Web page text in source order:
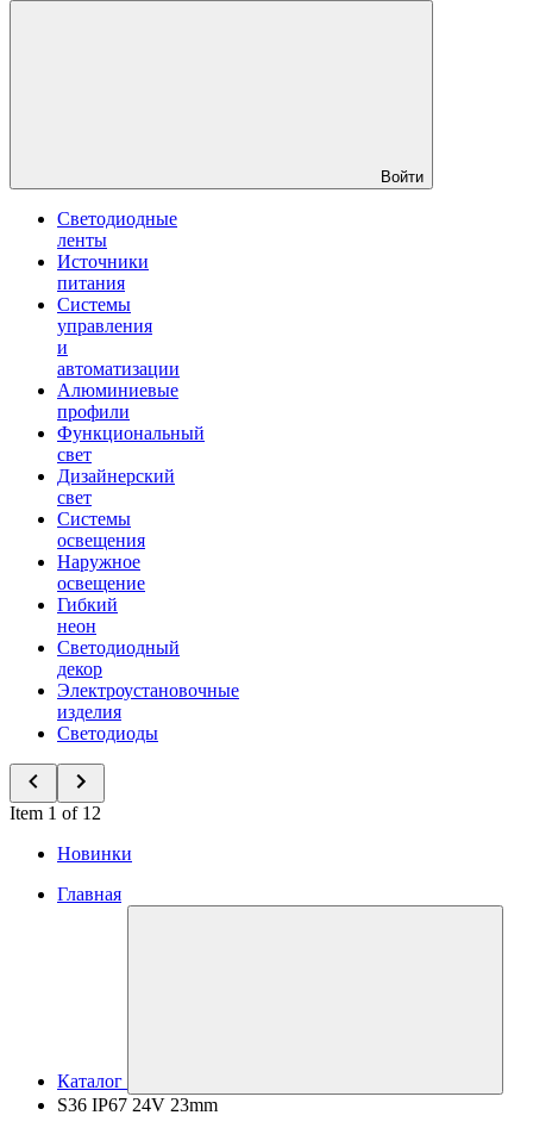
Войти
Светодиодные
ленты
Источники
питания
Системы
управления
и
автоматизации
Алюминиевые
профили
Функциональный
свет
Дизайнерский
свет
Системы
освещения
Наружное
освещение
Гибкий
неон
Светодиодный
декор
Электроустановочные
изделия
Светодиоды
Item 1 of 12
Новинки
Главная
Каталог
S36 IP67 24V 23mm